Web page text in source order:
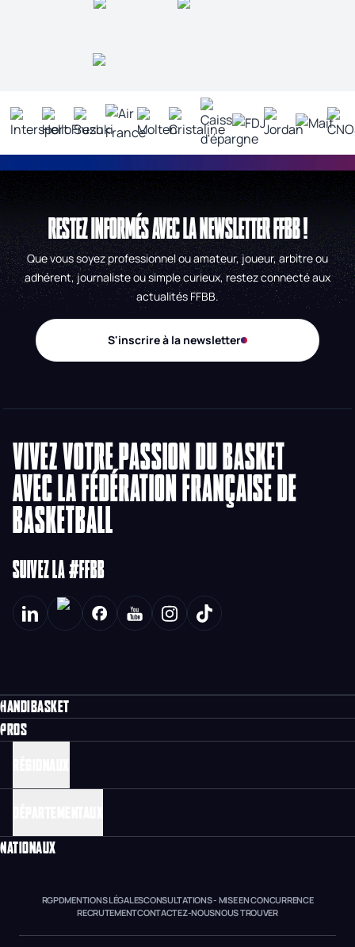
RESTEZ INFORMÉS AVEC LA NEWSLETTER FFBB !
Que vous soyez professionnel ou amateur, joueur, arbitre ou
adhérent, journaliste ou simple curieux, restez connecté aux
actualités FFBB.
S'inscrire à la newsletter
VIVEZ VOTRE PASSION DU BASKET
AVEC LA FÉDÉRATION FRANÇAISE DE
BASKETBALL
SUIVEZ LA #FFBB
HANDIBASKET
PROS
NATIONAUX
RGPDMENTIONS LÉGALESCONSULTATIONS - MISE EN CONCURRENCE
RECRUTEMENTCONTACTEZ-NOUSNOUS TROUVER